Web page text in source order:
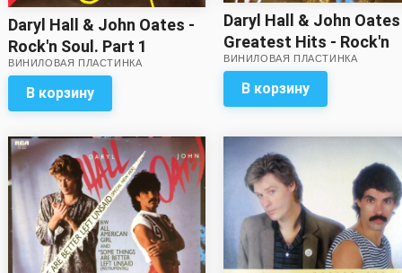
Daryl Hall & John Oates -
Rock'n Soul. Part 1
ВИНИЛОВАЯ ПЛАСТИНКА
В корзину
Daryl Hall & John
Greatest Hits - Rock'n
Soul. Part 1
ВИНИЛОВАЯ ПЛАСТИНКА
В корзину